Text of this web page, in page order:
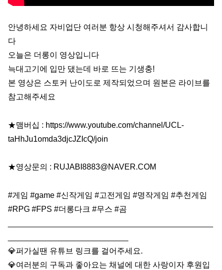
안녕하세요 자비업단 여러분 항상 시청해주셔서 감사합니
다
오늘은 더롱이 영상입니다
늑대고기에 입만 댔는데 바로 뜨는 기생충!
본 영상은 스토커 난이도로 제작되었으며 원본은 라이브를
참고해주세요
★맴버십 : https://www.youtube.com/channel/UCL-
taHhJu1omda3djcJZIcQ/join
★영상문의 : RUJABI8883@NAVER.COM
#게임 #game #신작게임 #고전게임 #명작게임 #추천게임
#RPG #FPS #더롱다크 #무스 #곰
💎퍼가실땐 유튜브 링크를 걸어주세요.
💎여러분의 구독과 좋아요는 채널에 대한 사랑이자 후원입